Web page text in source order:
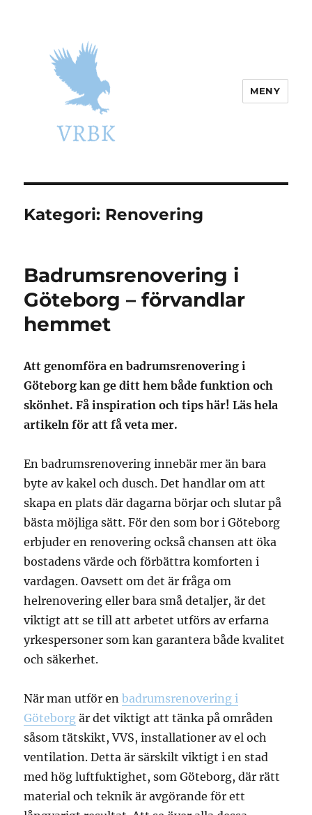
MENY
Kategori: Renovering
Badrumsrenovering i
Göteborg – förvandlar
hemmet
Att genomföra en badrumsrenovering i
Göteborg kan ge ditt hem både funktion och
skönhet. Få inspiration och tips här! Läs hela
artikeln för att få veta mer.
En badrumsrenovering innebär mer än bara
byte av kakel och dusch. Det handlar om att
skapa en plats där dagarna börjar och slutar på
bästa möjliga sätt. För den som bor i Göteborg
erbjuder en renovering också chansen att öka
bostadens värde och förbättra komforten i
vardagen. Oavsett om det är fråga om
helrenovering eller bara små detaljer, är det
viktigt att se till att arbetet utförs av erfarna
yrkespersoner som kan garantera både kvalitet
och säkerhet.
När man utför enbadrumsrenovering i
Göteborg är det viktigt att tänka på områden
såsom tätskikt, VVS, installationer av el och
ventilation. Detta är särskilt viktigt i en stad
med hög luftfuktighet, som Göteborg, där rätt
material och teknik är avgörande för ett